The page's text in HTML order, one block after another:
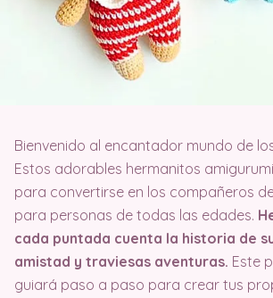
Bienvenido al encantador mundo de
Estos adorables hermanitos
para convertirse en los compañeros
para personas de todas las edades.
cada puntada cuenta la historia de
amistad y traviesas aventuras. Este
guiará paso a paso para crear tus